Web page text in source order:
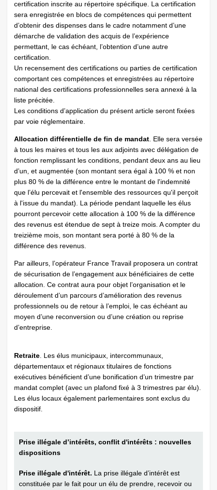
certification inscrite au répertoire spécifique. La certification
sera enregistrée en blocs de compétences qui permettent
d’obtenir des dispenses dans le cadre notamment d’une
démarche de validation des acquis de l’expérience
permettant, le cas échéant, l’obtention d’une autre
certification.
Un recensement des certifications ou parties de certification
comportant ces compétences et enregistrées au répertoire
national des certifications professionnelles sera annexé à la
liste précitée.
Les conditions d’application du présent article seront fixées
par voie réglementaire.
Allocation différentielle de fin de mandat . Elle sera versée
à tous les maires et tous les aux adjoints avec délégation de
fonction remplissant les conditions, pendant deux ans au lieu
d’un, et augmentée (son montant sera égal à 100 % et non
plus 80 % de la différence entre le montant de l'indemnité
que l’élu percevait et l'ensemble des ressources qu'il perçoit
à l'issue du mandat). La période pendant laquelle les élus
pourront percevoir cette allocation à 100 % de la différence
des revenus est étendue de sept à treize mois. A compter du
treizième mois, son montant sera porté à 80 % de la
différence des revenus.
Par ailleurs, l’opérateur France Travail proposera un contrat
de sécurisation de l’engagement aux bénéficiaires de cette
allocation. Ce contrat aura pour objet l’organisation et le
déroulement d’un parcours d’amélioration des revenus
professionnels ou de retour à l’emploi, le cas échéant au
moyen d’une reconversion ou d’une création ou reprise
d’entreprise.
Retraite . Les élus municipaux, intercommunaux,
départementaux et régionaux titulaires de fonctions
exécutives bénéficient d’une bonification d’un trimestre par
mandat complet (avec un plafond fixé à 3 trimestres par élu).
Les élus locaux également parlementaires sont exclus du
dispositif.
Prise illégale d’intérêts, conflit d'intérêts : nouvelles
dispositions
Prise illégale d'intérêt. La prise illégale d’intérêt est
constituée par le fait pour un élu de prendre, recevoir ou